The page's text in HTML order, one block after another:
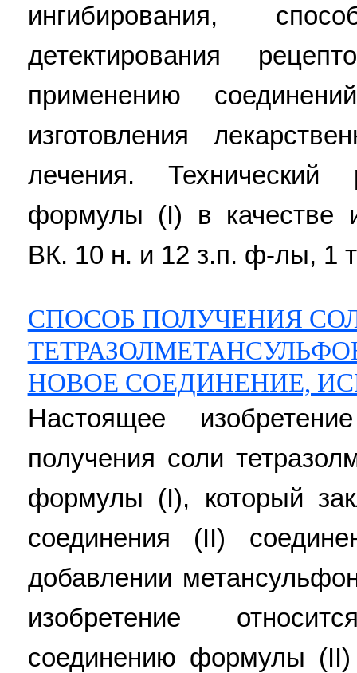
ингибирования,
детектирования
применению
изготовления
лечения. Технический
формулы (I) в качестве
ВК. 10 н. и 12 з.п. ф-лы, 1
СПОСОБ ПОЛУЧЕНИЯ
НОВОЕ СОЕДИНЕНИЕ,
Настоящее
получения соли
формулы (I), который
соединения (II)
добавлении
изобретение
соединению формулы (II)